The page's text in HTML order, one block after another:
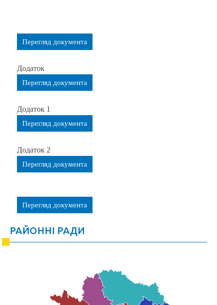
Перегляд документа
Додаток
Перегляд документа
Додаток 1
Перегляд документа
Додаток 2
Перегляд документа
Перегляд документа
РАЙОННІ РАДИ